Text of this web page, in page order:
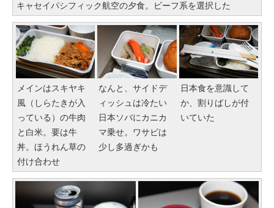
キャセイパシフィック航空の夕食。ビーフ系を選択した
メインはスキヤキ
風（しらたきが入
っている）の牛肉
と白米。要は牛
丼。ほうれん草の
付け合わせ
なんと、サイドデ
ィッシュは冷たい
日本ソバにカニカ
マ乗せ。ワサビは
少し多過ぎかも
日本食を意識して
か、割りばしが付
いていた